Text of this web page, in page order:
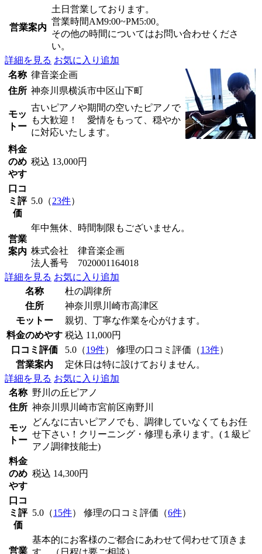
営業案内
土日営業しております。
営業時間AM9:00~PM5:00。
その他の時間についてはお問い合わせくださ
い。
詳細を見る お気に入り追加
名称 律音楽企画
住所 神奈川県横浜市中区山下町
モッ
トー
古いピアノや期間の空いたピアノで
も大歓迎！ 愛情をもって、穏やか
に対応いたします。
料金
のめ
やす
税込 13,000円
口コ
ミ評
価
5.0（23件）
営業
案内
年中無休、時間制限もございません。
株式会社 律音楽企画
法人番号 7020001164018
詳細を見る お気に入り追加
名称
杜の調律所
住所
神奈川県川崎市高津区
モットー
親切、丁寧な作業を心がけます。
料金のめやす 税込 11,000円
口コミ評価
5.0（19件） 修理の口コミ評価（13件）
営業案内
定休日は特に設けておりません。
詳細を見る お気に入り追加
名称 野川の丘ピアノ
住所 神奈川県川崎市宮前区南野川
モッ
トー
どんなに古いピアノでも、調律していなくてもお任
せ下さい！クリーニング・修理も承ります。(１級ピ
アノ調律技能士)
料金
のめ
やす
税込 14,300円
口コ
ミ評
価
5.0（15件） 修理の口コミ評価（6件）
営業
基本的にお客様のご都合にあわせて伺わせて頂きま
す。（日程は要ご相談）